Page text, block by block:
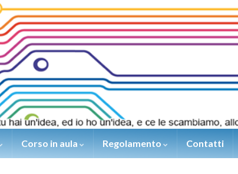
Corso in aula Regolamento Contatti